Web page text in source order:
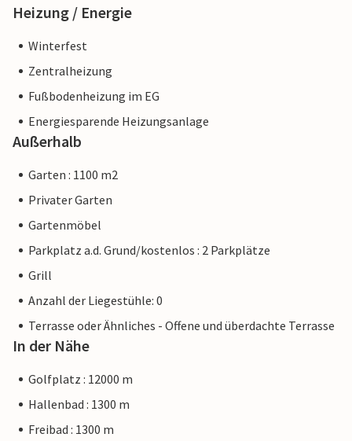
Heizung / Energie
Winterfest
Zentralheizung
Fußbodenheizung im EG
Energiesparende Heizungsanlage
Außerhalb
Garten : 1100 m2
Privater Garten
Gartenmöbel
Parkplatz a.d. Grund/kostenlos : 2 Parkplätze
Grill
Anzahl der Liegestühle: 0
Terrasse oder Ähnliches - Offene und überdachte Terrasse
In der Nähe
Golfplatz : 12000 m
Hallenbad : 1300 m
Freibad : 1300 m